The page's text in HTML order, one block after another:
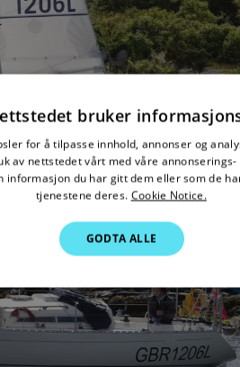
bruker
for å tilpasse innhold, annonser og
av nettstedet vårt med våre
informasjon du har gitt dem eller som de
tjenestene deres. Cookie Notice.
GODTA ALLE